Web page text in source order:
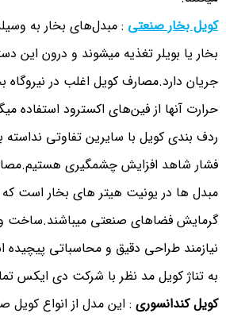
کویل بخار صنعتی : مبدل‌های بخار به
بخار یا بویلر تغذیه میشوند و درون این
جریان دارد.مصارف کویل اغلب در نیروگاه
حرارت آنها از فین‌های اکسترود استفاده
ردف بندی کویل با سایرین تفاوتی نداسته
فشار شاهد افزایش چشمگیری
مبدل ها در یونیت هیتر های بخار است
گرمایش فضاهای صنعتی میباشند.ساخت و
نیازمند طراحی دقیق و محاسباتی پیچیده
به تناژ کویل مد نظر با شرکت دی ایکس
کویل کندانسوری : این مدل از انواع